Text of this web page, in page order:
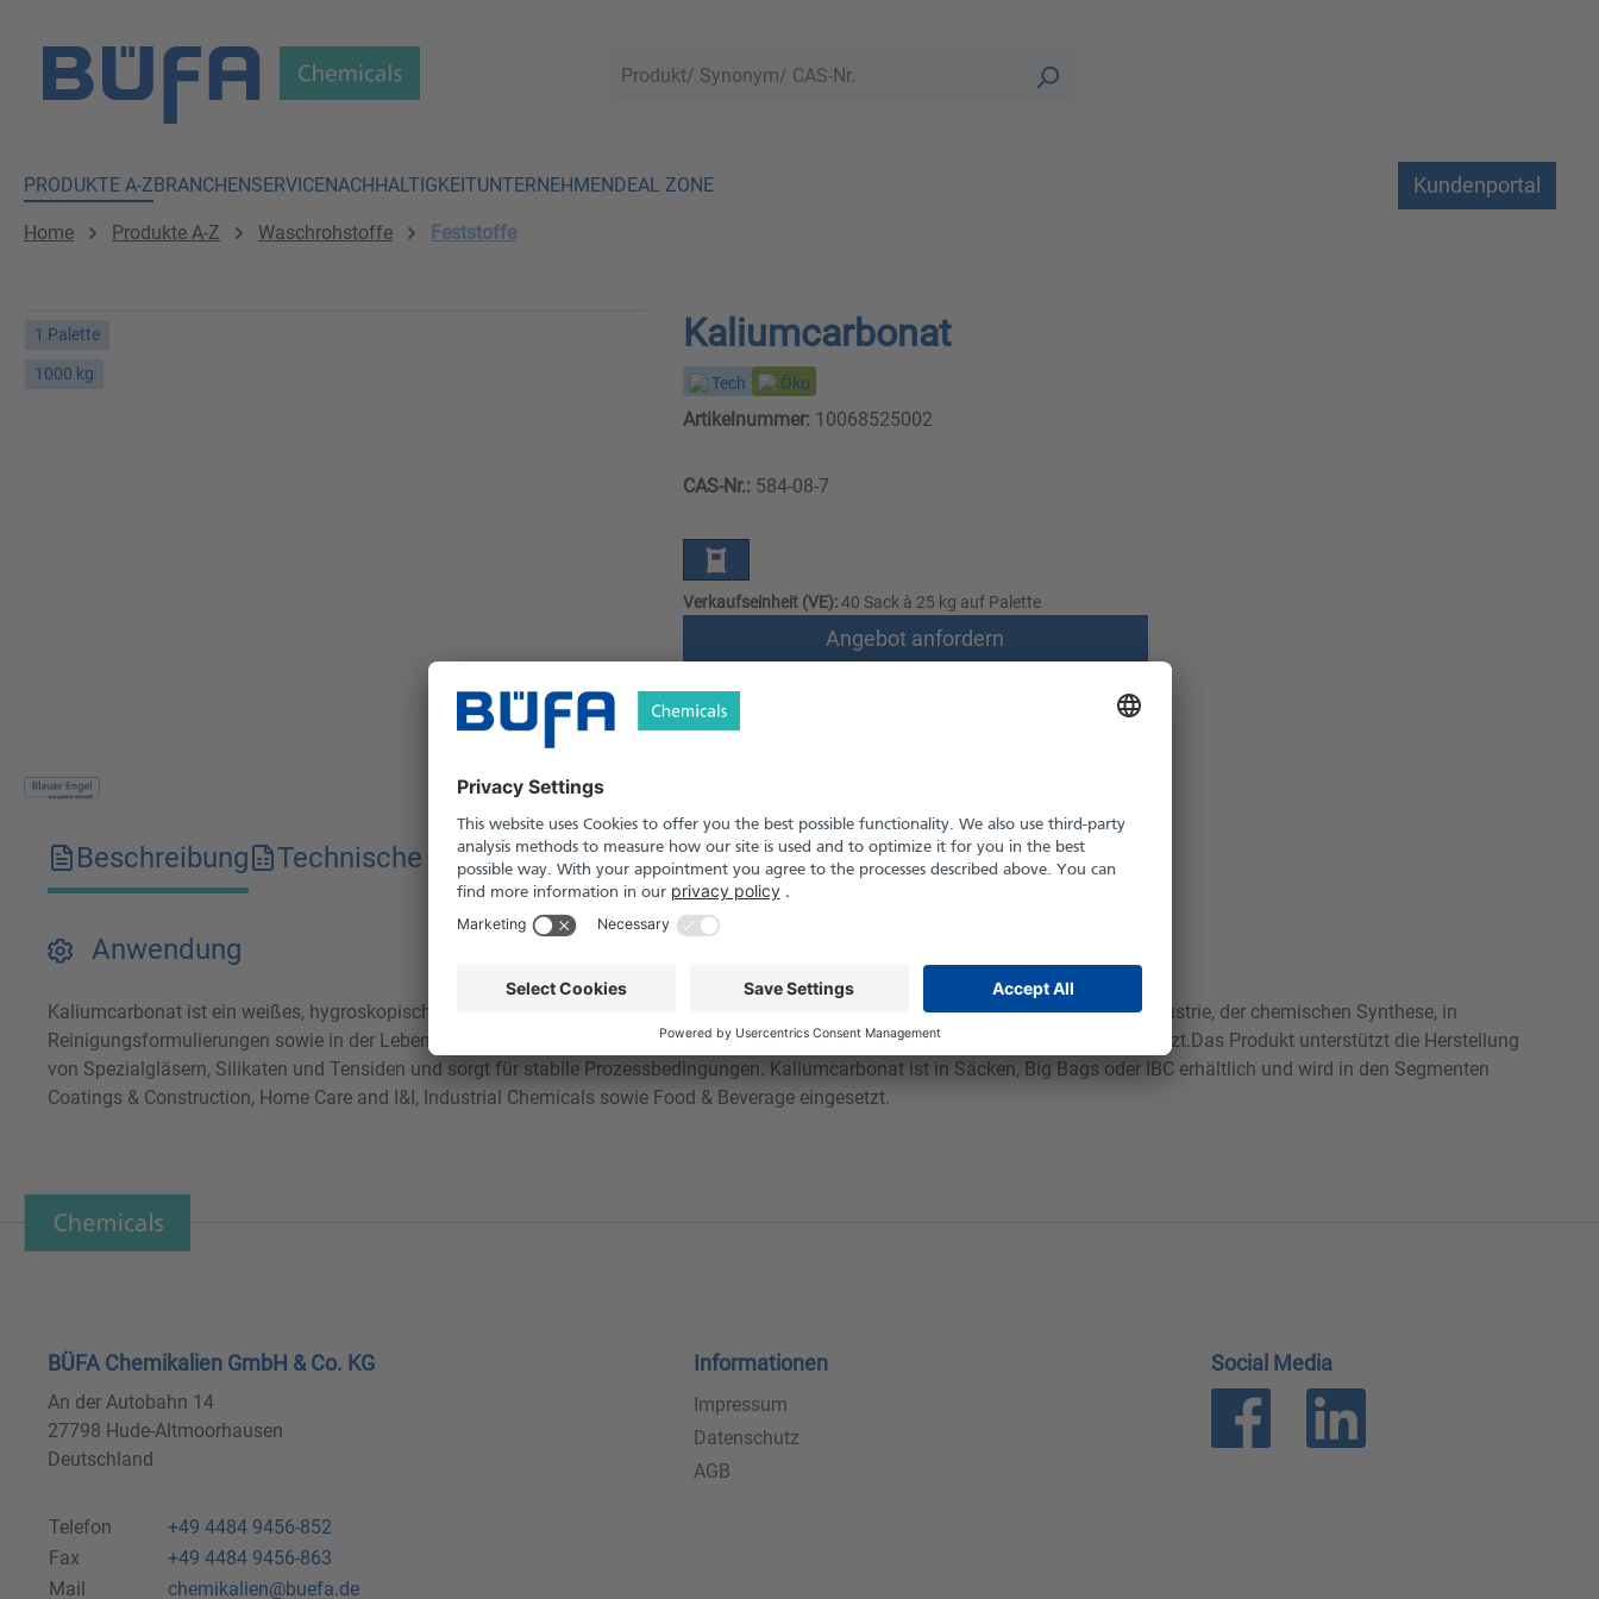
PRODUKTE A-ZBRANCHENSERVICENACHHALTIGKEITUNTERNEHMENDEAL ZONE Kundenportal
Home Produkte A-Z Waschrohstoffe Feststoffe
1 Palette
1000 kg
Kaliumcarbonat
Tech Öko
Artikelnummer:10068525002
CAS-Nr.:584-08-7
Verkaufseinheit (VE):40 Sack à 25 kg auf Palette
Angebot anfordern
Versand nach Österreich und die Schweiz möglich
Beschreibung Technische Merkmale Downloads Sicherheitshinweise
Anwendung
Kaliumcarbonat ist ein weißes, hygroskopisches Salz mit alkalischer Reaktion und sehr guter Wasserlöslichkeit. Es wird in der Glasindustrie, der chemischen Synthese, in
Reinigungsformulierungen sowie in der Lebensmittel- und Pharmaproduktion als pH-Regulator, Elektrolyt oder Puffersubstanz eingesetzt.Das Produkt unterstützt die Herstellung
von Spezialgläsern, Silikaten und Tensiden und sorgt für stabile Prozessbedingungen. Kaliumcarbonat ist in Säcken, Big Bags oder IBC erhältlich und wird in den Segmenten
Coatings & Construction, Home Care and I&I, Industrial Chemicals sowie Food & Beverage eingesetzt.
BÜFA Chemikalien GmbH & Co. KG
An der Autobahn 14
27798 Hude-Altmoorhausen
Deutschland
Telefon
+49 4484 9456-852
Fax
+49 4484 9456-863
Mail
chemikalien@buefa.de
Informationen
Impressum
Datenschutz
AGB
Social Media